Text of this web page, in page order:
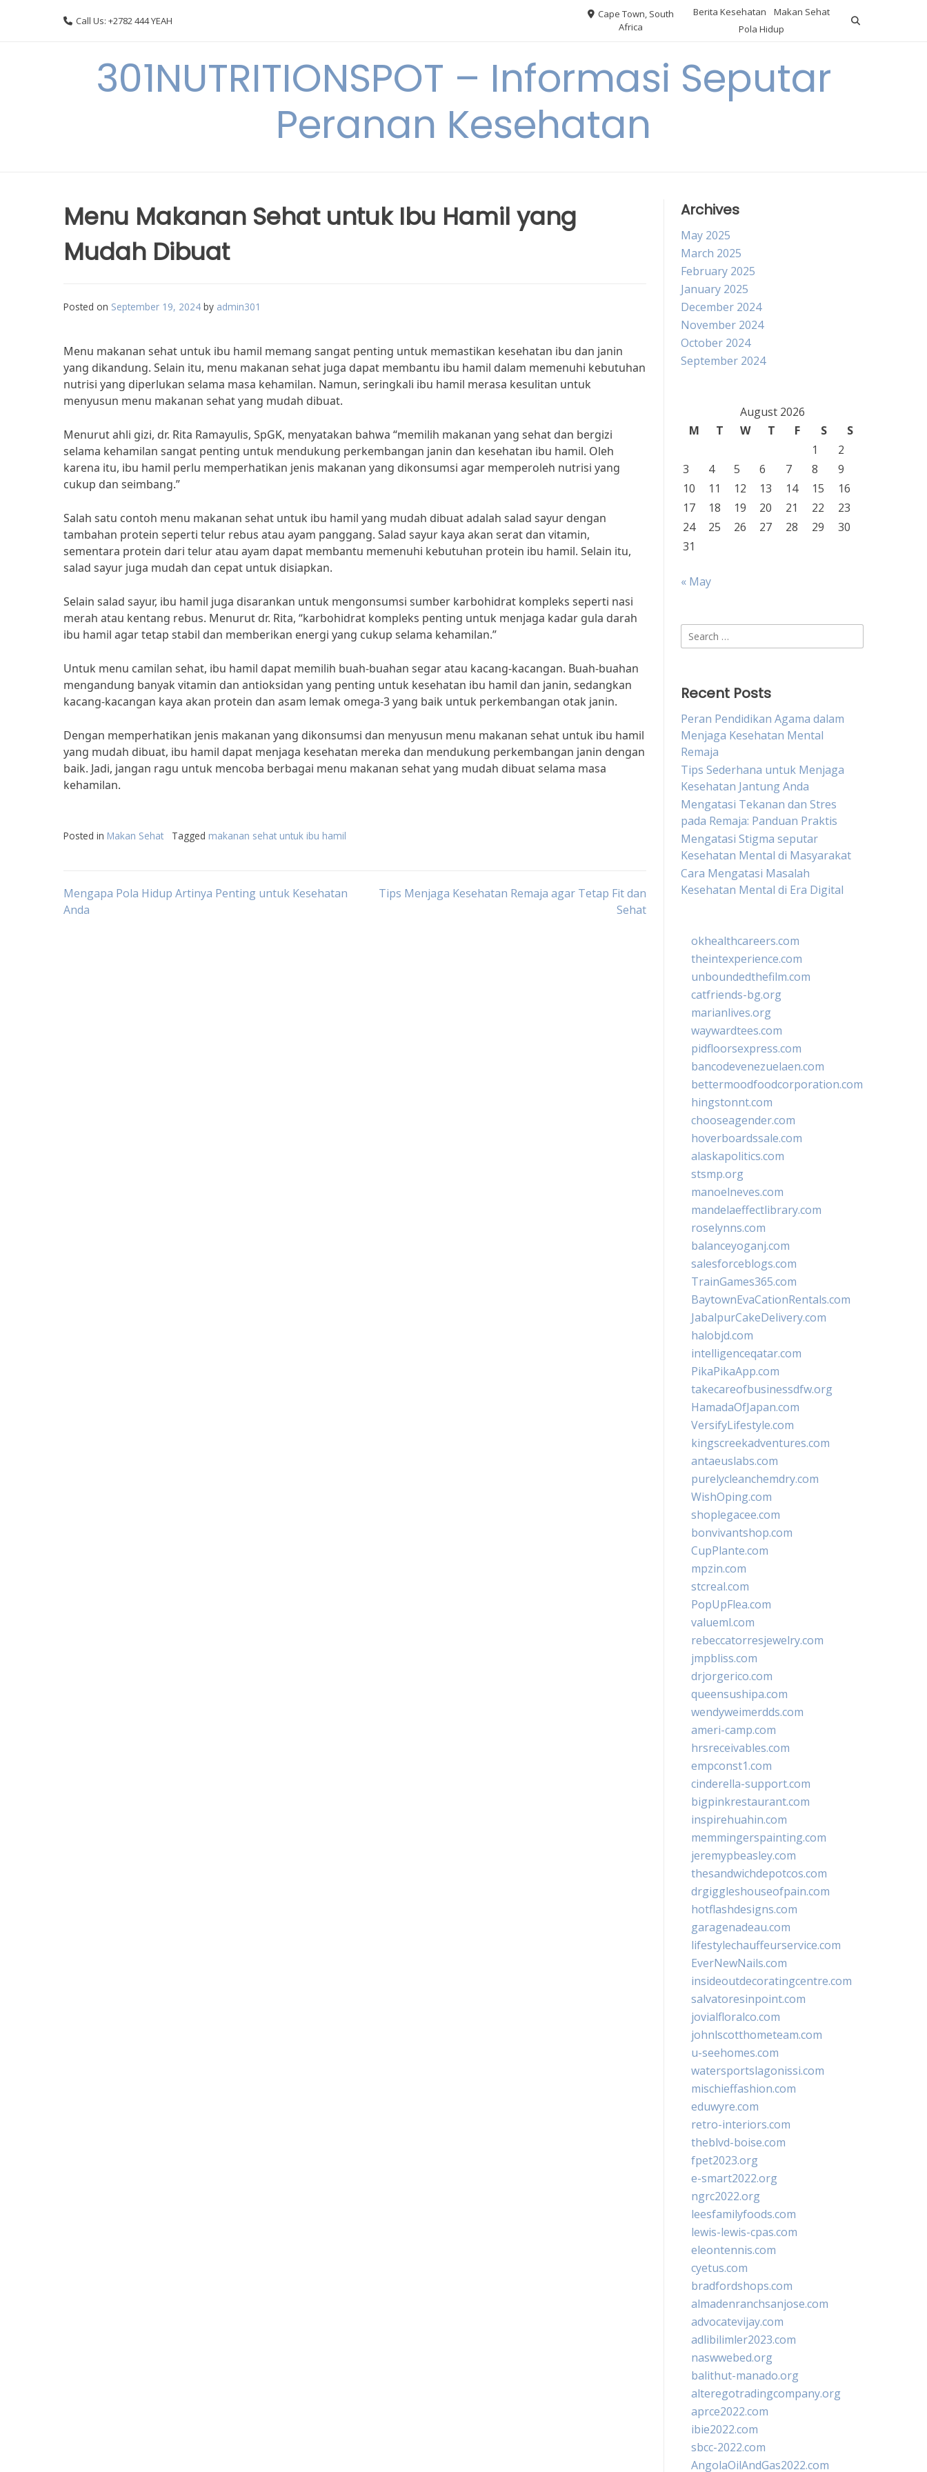
Call Us: +2782 444 YEAH
Cape Town, South
Africa
Berita Kesehatan
Makan Sehat
Pola Hidup
301NUTRITIONSPOT – Informasi Seputar
Peranan Kesehatan
Menu Makanan Sehat untuk Ibu Hamil yang
Mudah Dibuat
Posted on September 19, 2024 by admin301
Menu makanan sehat untuk ibu hamil memang sangat penting untuk memastikan kesehatan ibu dan janin
yang dikandung. Selain itu, menu makanan sehat juga dapat membantu ibu hamil dalam memenuhi kebutuhan
nutrisi yang diperlukan selama masa kehamilan. Namun, seringkali ibu hamil merasa kesulitan untuk
menyusun menu makanan sehat yang mudah dibuat.
Menurut ahli gizi, dr. Rita Ramayulis, SpGK, menyatakan bahwa “memilih makanan yang sehat dan bergizi
selama kehamilan sangat penting untuk mendukung perkembangan janin dan kesehatan ibu hamil. Oleh
karena itu, ibu hamil perlu memperhatikan jenis makanan yang dikonsumsi agar memperoleh nutrisi yang
cukup dan seimbang.”
Salah satu contoh menu makanan sehat untuk ibu hamil yang mudah dibuat adalah salad sayur dengan
tambahan protein seperti telur rebus atau ayam panggang. Salad sayur kaya akan serat dan vitamin,
sementara protein dari telur atau ayam dapat membantu memenuhi kebutuhan protein ibu hamil. Selain itu,
salad sayur juga mudah dan cepat untuk disiapkan.
Selain salad sayur, ibu hamil juga disarankan untuk mengonsumsi sumber karbohidrat kompleks seperti nasi
merah atau kentang rebus. Menurut dr. Rita, “karbohidrat kompleks penting untuk menjaga kadar gula darah
ibu hamil agar tetap stabil dan memberikan energi yang cukup selama kehamilan.”
Untuk menu camilan sehat, ibu hamil dapat memilih buah-buahan segar atau kacang-kacangan. Buah-buahan
mengandung banyak vitamin dan antioksidan yang penting untuk kesehatan ibu hamil dan janin, sedangkan
kacang-kacangan kaya akan protein dan asam lemak omega-3 yang baik untuk perkembangan otak janin.
Dengan memperhatikan jenis makanan yang dikonsumsi dan menyusun menu makanan sehat untuk ibu hamil
yang mudah dibuat, ibu hamil dapat menjaga kesehatan mereka dan mendukung perkembangan janin dengan
baik. Jadi, jangan ragu untuk mencoba berbagai menu makanan sehat yang mudah dibuat selama masa
kehamilan.
Posted in Makan Sehat Tagged makanan sehat untuk ibu hamil
Post
Mengapa Pola Hidup Artinya Penting untuk Kesehatan
Anda
Tips Menjaga Kesehatan Remaja agar Tetap Fit dan
Sehat
Archives
May 2025
March 2025
February 2025
January 2025
December 2024
November 2024
October 2024
September 2024
August 2026
M
T W T F S
S
1
2
3
4 5 6 7 8
9
10
11 12 13 14 15
16
17
18 19 20 21 22
23
24
25 26 27 28 29
30
31
« May
Search
for:
Recent Posts
Peran Pendidikan Agama dalam
Menjaga Kesehatan Mental
Remaja
Tips Sederhana untuk Menjaga
Kesehatan Jantung Anda
Mengatasi Tekanan dan Stres
pada Remaja: Panduan Praktis
Mengatasi Stigma seputar
Kesehatan Mental di Masyarakat
Cara Mengatasi Masalah
Kesehatan Mental di Era Digital
okhealthcareers.com
theintexperience.com
unboundedthefilm.com
catfriends-bg.org
marianlives.org
waywardtees.com
pidfloorsexpress.com
bancodevenezuelaen.com
bettermoodfoodcorporation.com
hingstonnt.com
chooseagender.com
hoverboardssale.com
alaskapolitics.com
stsmp.org
manoelneves.com
mandelaeffectlibrary.com
roselynns.com
balanceyoganj.com
salesforceblogs.com
TrainGames365.com
BaytownEvaCationRentals.com
JabalpurCakeDelivery.com
halobjd.com
intelligenceqatar.com
PikaPikaApp.com
takecareofbusinessdfw.org
HamadaOfJapan.com
VersifyLifestyle.com
kingscreekadventures.com
antaeuslabs.com
purelycleanchemdry.com
WishOping.com
shoplegacee.com
bonvivantshop.com
CupPlante.com
mpzin.com
stcreal.com
PopUpFlea.com
valueml.com
rebeccatorresjewelry.com
jmpbliss.com
drjorgerico.com
queensushipa.com
wendyweimerdds.com
ameri-camp.com
hrsreceivables.com
empconst1.com
cinderella-support.com
bigpinkrestaurant.com
inspirehuahin.com
memmingerspainting.com
jeremypbeasley.com
thesandwichdepotcos.com
drgiggleshouseofpain.com
hotflashdesigns.com
garagenadeau.com
lifestylechauffeurservice.com
EverNewNails.com
insideoutdecoratingcentre.com
salvatoresinpoint.com
jovialfloralco.com
johnlscotthometeam.com
u-seehomes.com
watersportslagonissi.com
mischieffashion.com
eduwyre.com
retro-interiors.com
theblvd-boise.com
fpet2023.org
e-smart2022.org
ngrc2022.org
leesfamilyfoods.com
lewis-lewis-cpas.com
eleontennis.com
cyetus.com
bradfordshops.com
almadenranchsanjose.com
advocatevijay.com
adlibilimler2023.com
naswwebed.org
balithut-manado.org
alteregotradingcompany.org
aprce2022.com
ibie2022.com
sbcc-2022.com
AngolaOilAndGas2022.com